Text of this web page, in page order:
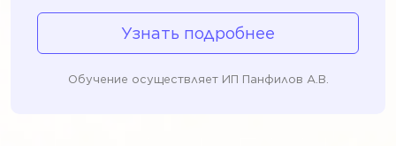
Узнать подробнее
Обучение осуществляет ИП Панфилов А.В.